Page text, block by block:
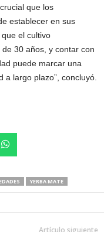
que los
establecer en sus
el cultivo
30 años, y contar con
puede marcar una
largo plazo”, concluyó.
YERBA MATE
Artículo siguiente